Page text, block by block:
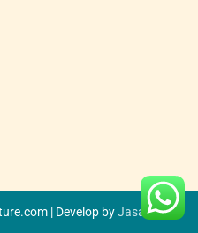
| Develop byJasa SEO